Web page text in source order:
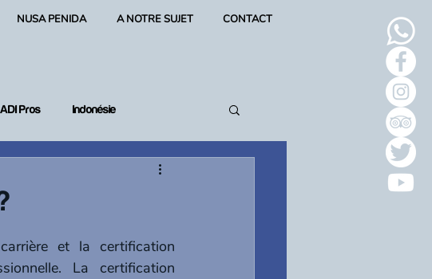
NUSA PENIDA A NOTRE SUJET CONTACT
Pros Indonésie
La certification